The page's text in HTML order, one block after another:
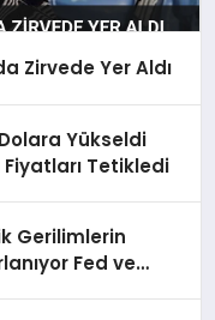
Zirvede Yer Aldı
Yükseldi
Tetikledi
Gerilimlerin
Fed ve